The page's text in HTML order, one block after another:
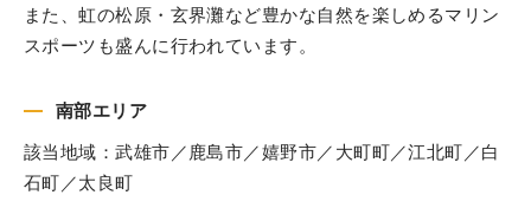
また、虹の松原・玄界灘など豊かな自然を楽しめるマリン
スポーツも盛んに行われています。
南部エリア
該当地域：武雄市／鹿島市／嬉野市／大町町／江北町／白
石町／太良町